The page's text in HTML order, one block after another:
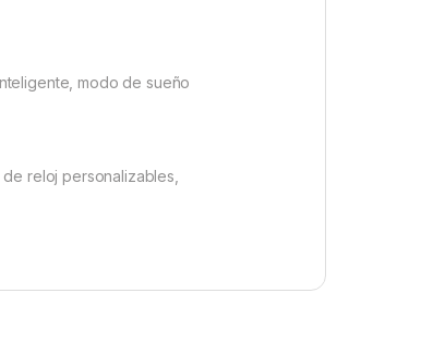
modo de sueño
reloj personalizables,